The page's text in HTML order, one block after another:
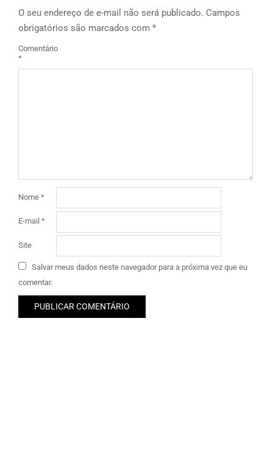
O seu endereço de e-mail não será publicado. Campos
obrigatórios são marcados com *
Comentário
*
Nome *
E-mail *
Site
Salvar meus dados neste navegador para a próxima vez que eu
comentar.